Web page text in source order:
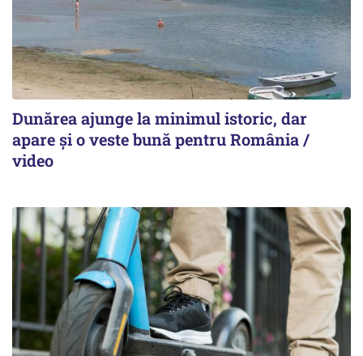
Dunărea ajunge la minimul istoric, dar
apare și o veste bună pentru România /
video